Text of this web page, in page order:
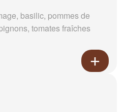
basilic, pommes de
tomates fraîches